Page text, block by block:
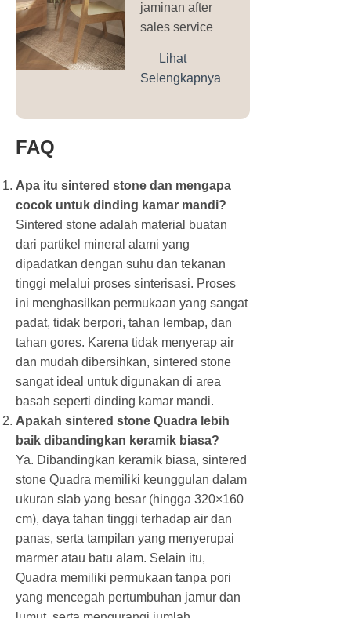
jaminan after
sales service
Lihat
Selengkapnya
FAQ
Apa itu sintered stone dan mengapa
cocok untuk dinding kamar mandi?
Sintered stone adalah material buatan
dari partikel mineral alami yang
dipadatkan dengan suhu dan tekanan
tinggi melalui proses sinterisasi. Proses
ini menghasilkan permukaan yang sangat
padat, tidak berpori, tahan lembap, dan
tahan gores. Karena tidak menyerap air
dan mudah dibersihkan, sintered stone
sangat ideal untuk digunakan di area
basah seperti dinding kamar mandi.
Apakah sintered stone Quadra lebih
baik dibandingkan keramik biasa?
Ya. Dibandingkan keramik biasa, sintered
stone Quadra memiliki keunggulan dalam
ukuran slab yang besar (hingga 320×160
cm), daya tahan tinggi terhadap air dan
panas, serta tampilan yang menyerupai
marmer atau batu alam. Selain itu,
Quadra memiliki permukaan tanpa pori
yang mencegah pertumbuhan jamur dan